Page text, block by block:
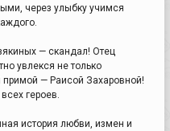
через улыбку учимся
— скандал! Отец
увлекся не только
— Раисой Захаровной!
героев.
история любви, измен и